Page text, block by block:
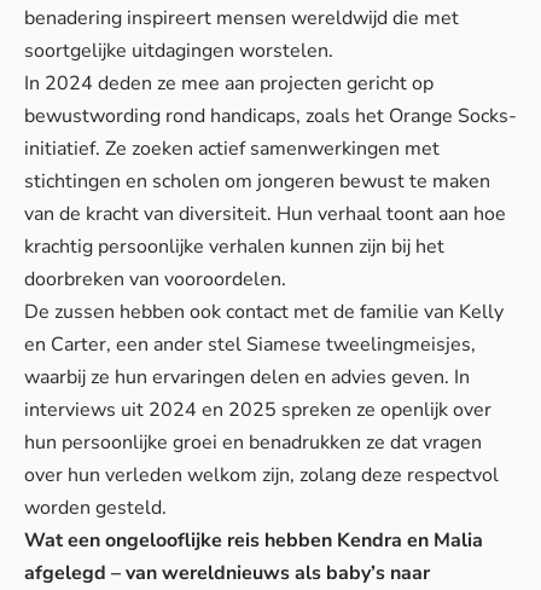
benadering inspireert mensen wereldwijd die met
soortgelijke uitdagingen worstelen.
In 2024 deden ze mee aan projecten gericht op
bewustwording rond handicaps, zoals het Orange Socks-
initiatief. Ze zoeken actief samenwerkingen met
stichtingen en scholen om jongeren bewust te maken
van de kracht van diversiteit. Hun verhaal toont aan hoe
krachtig persoonlijke verhalen kunnen zijn bij het
doorbreken van vooroordelen.
De zussen hebben ook contact met de familie van Kelly
en Carter, een ander stel Siamese tweelingmeisjes,
waarbij ze hun ervaringen delen en advies geven. In
interviews uit 2024 en 2025 spreken ze openlijk over
hun persoonlijke groei en benadrukken ze dat vragen
over hun verleden welkom zijn, zolang deze respectvol
worden gesteld.
Wat een ongelooflijke reis hebben Kendra en Malia
afgelegd – van wereldnieuws als baby’s naar